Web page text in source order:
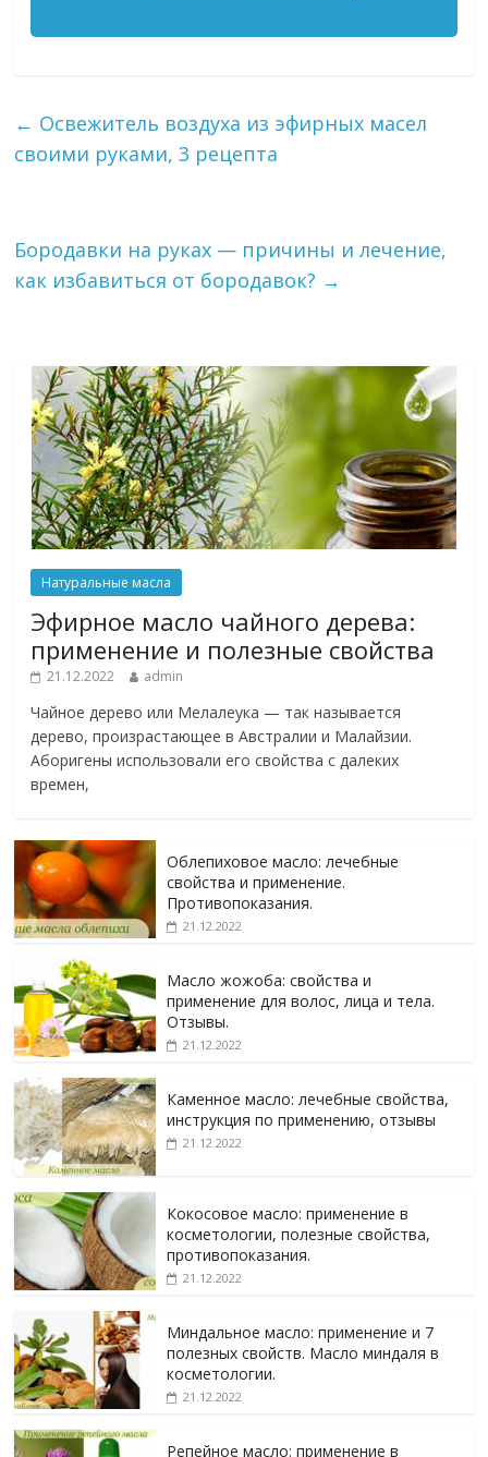
← Освежитель воздуха из эфирных масел
своими руками, 3 рецепта
Бородавки на руках — причины и лечение,
как избавиться от бородавок? →
Натуральные масла
Эфирное масло чайного дерева:
применение и полезные свойства
21.12.2022 admin
Чайное дерево или Мелалеука — так называется
дерево, произрастающее в Австралии и Малайзии.
Аборигены использовали его свойства с далеких
времен,
Облепиховое масло: лечебные
свойства и применение.
Противопоказания.
21.12.2022
Масло жожоба: свойства и
применение для волос, лица и тела.
Отзывы.
21.12.2022
Каменное масло: лечебные свойства,
инструкция по применению, отзывы
21.12.2022
Кокосовое масло: применение в
косметологии, полезные свойства,
противопоказания.
21.12.2022
Миндальное масло: применение и 7
полезных свойств. Масло миндаля в
косметологии.
21.12.2022
Репейное масло: применение в